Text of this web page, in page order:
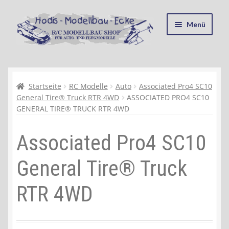
Zur
Navigation
springen
Zum
Inhalt
springen
Menü
Kasse
Mein Konto
Recycling, Entsorgung und Umwelt
Shop
Warenkorb
Ablauf einer Bestellung
Startseite RC Modelle Auto
Associated Pro4 SC10
General Tire® Truck RTR 4WD
ASSOCIATED PRO4 SC10
GENERAL TIRE® TRUCK RTR 4WD
Associated Pro4 SC10
General Tire® Truck
RTR 4WD